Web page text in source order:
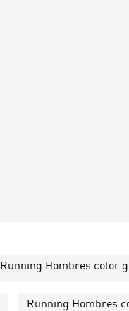
Running Hombres color
Running Hombres